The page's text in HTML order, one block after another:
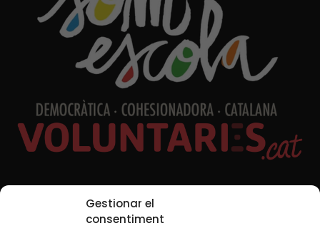
Gestionar el
consentiment
Xarxes Socials